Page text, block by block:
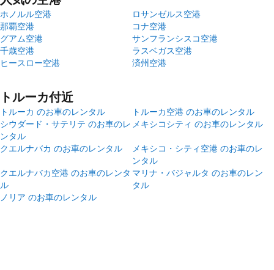
ホノルル空港
ロサンゼルス空港
那覇空港
コナ空港
グアム空港
サンフランシスコ空港
千歳空港
ラスベガス空港
ヒースロー空港
済州空港
トルーカ付近
トルーカ のお車のレンタル
トルーカ空港 のお車のレンタル
シウダード・サテリテ のお車のレ
ンタル
メキシコシティ のお車のレンタル
クエルナバカ のお車のレンタル
メキシコ・シティ空港 のお車のレ
ンタル
クエルナバカ空港 のお車のレンタ
ル
マリナ・バジャルタ のお車のレン
タル
ノリア のお車のレンタル